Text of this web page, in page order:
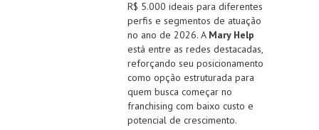
R$ 5.000 ideais para diferentes
perfis e segmentos de atuação
no ano de 2026. A Mary Help
está entre as redes destacadas,
reforçando seu posicionamento
como opção estruturada para
quem busca começar no
franchising com baixo custo e
potencial de crescimento.